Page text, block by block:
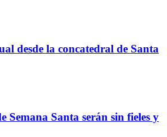
desde la concatedral de Santa
Semana Santa serán sin fieles y